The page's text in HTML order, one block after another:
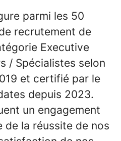
parmi les 50
recrutement de
Executive
/ Spécialistes selon
et certifié par le
depuis 2023.
un engagement
la réussite de nos